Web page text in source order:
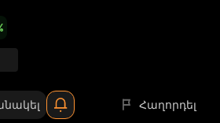
Հաղորդել